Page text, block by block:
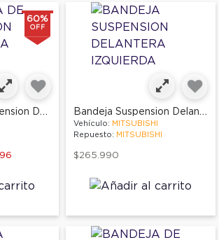
60%
OFF
Bandeja De Suspension Delantera Derecha Bandeja Suspension Delantera Izquierda
Vehículo: MITSUBISHI
Repuesto: MITSUBISHI
$265.990